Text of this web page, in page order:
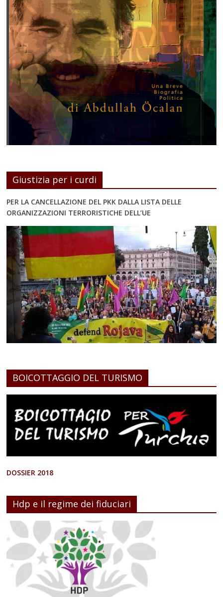
Giustizia per i curdi
PER LA CANCELLAZIONE DEL PKK DALLA LISTA DELLE
ORGANIZZAZIONI TERRORISTICHE DELL’UE
BOICOTTAGGIO DEL TURISMO
DOSSIER 2018
Hdp e il regime dei fiduciari